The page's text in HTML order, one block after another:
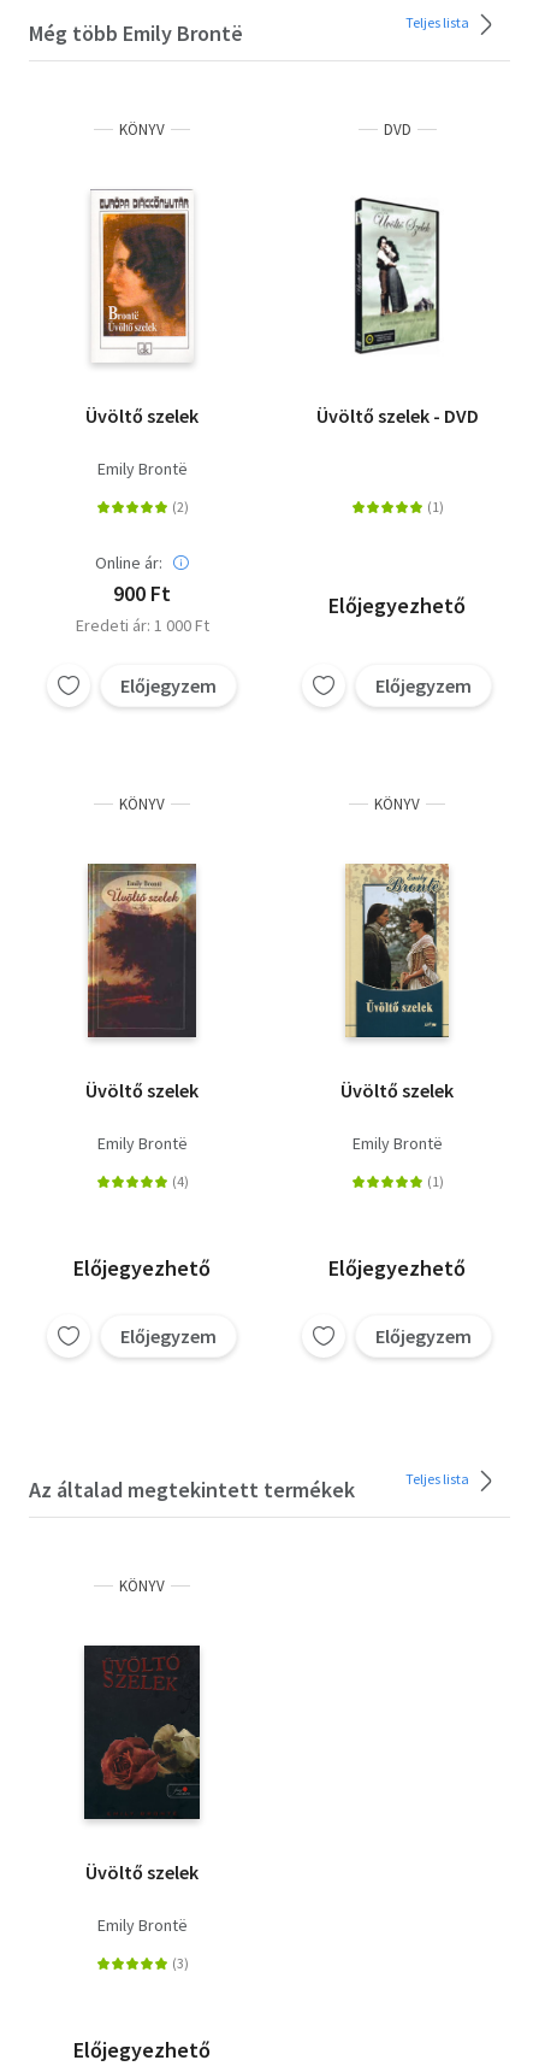
Még több Emily Brontë Teljes lista
KÖNYV
Üvöltő szelek
Emily Brontë
Online ár:
900 Ft
Eredeti ár: 1 000 Ft
Előjegyzem
DVD
Üvöltő szelek - DVD
Előjegyezhető
Előjegyzem
KÖNYV
Üvöltő szelek
Emily Brontë
Előjegyezhető
Előjegyzem
KÖNYV
Üvöltő szelek
Emily Brontë
Előjegyezhető
Előjegyzem
Az általad megtekintett termékek Teljes lista
KÖNYV
Üvöltő szelek
Emily Brontë
Előjegyezhető